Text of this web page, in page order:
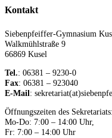
Kontakt
Siebenpfeiffer-Gymnasium
Walkmühlstraße 9
66869 Kusel
Tel.: 06381 – 9230-0
Fax: 06381 – 923040
E-Mail:
Öffnungszeiten des Sekretariats:
Mo-Do: 7:00 – 14:00 Uhr,
Fr: 7:00 – 14:00 Uhr